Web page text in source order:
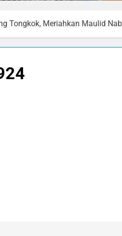
Tongkok, Meriahkan Maulid